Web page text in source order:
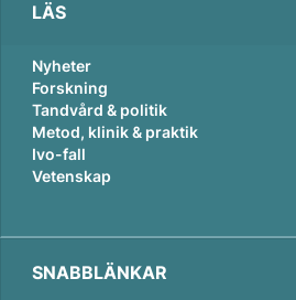
LÄS
Nyheter
Forskning
Tandvård & politik
Metod, klinik & praktik
Ivo-fall
Vetenskap
SNABBLÄNKAR